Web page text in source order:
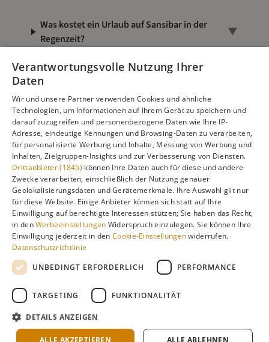
Was kostet ein Urlaub auf Sansibar in der
Regenzeit?
▼
Welche Aktivitäten sind während der
Regenzeit auf Sansibar möglich?
Beste ReisezeitSansibarentdecken →
Wetter nach Monat: Januar Februar März
April
Mai
Juni Juli August September
Oktober
November
Dezember
uns
Recherche & redaktionelle Aufbereitung ·
Verantwortungsvolle Nutzung Ihrer
Daten
Wir und unsere Partner verwenden Cookies und ähnliche
Technologien, um Informationen auf Ihrem Gerät zu speichern und
darauf zuzugreifen und personenbezogene Daten wie Ihre IP-
Adresse, eindeutige Kennungen und Browsing-Daten zu verarbeiten,
für personalisierte Werbung und Inhalte, Messung von Werbung und
Inhalten, Zielgruppen-Insights und zur Verbesserung von Diensten.
Drittanbieter (1845) können Ihre Daten auch für diese und andere
Zwecke verarbeiten, einschließlich der Nutzung genauer
Geolokalisierungsdaten und Gerätemerkmale. Ihre Auswahl gilt nur
für diese Website. Einige Anbieter können sich statt auf Ihre
Einwilligung auf berechtigte Interessen stützen; Sie haben das Recht,
in denWerbeeinstellungen Widerspruch einzulegen. Sie können Ihre
Einwilligung jederzeit in denCookie-Einstellungenwiderrufen.
Datenschutzrichtlinie
UNBEDINGT ERFORDERLICH
PERFORMANCE
TARGETING FUNKTIONALITÄT
DETAILS ANZEIGEN
ALLE AKZEPTIEREN ALLE ABLEHNEN